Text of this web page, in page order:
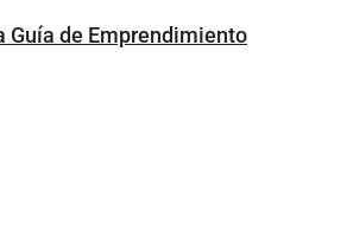
Guía de Emprendimiento